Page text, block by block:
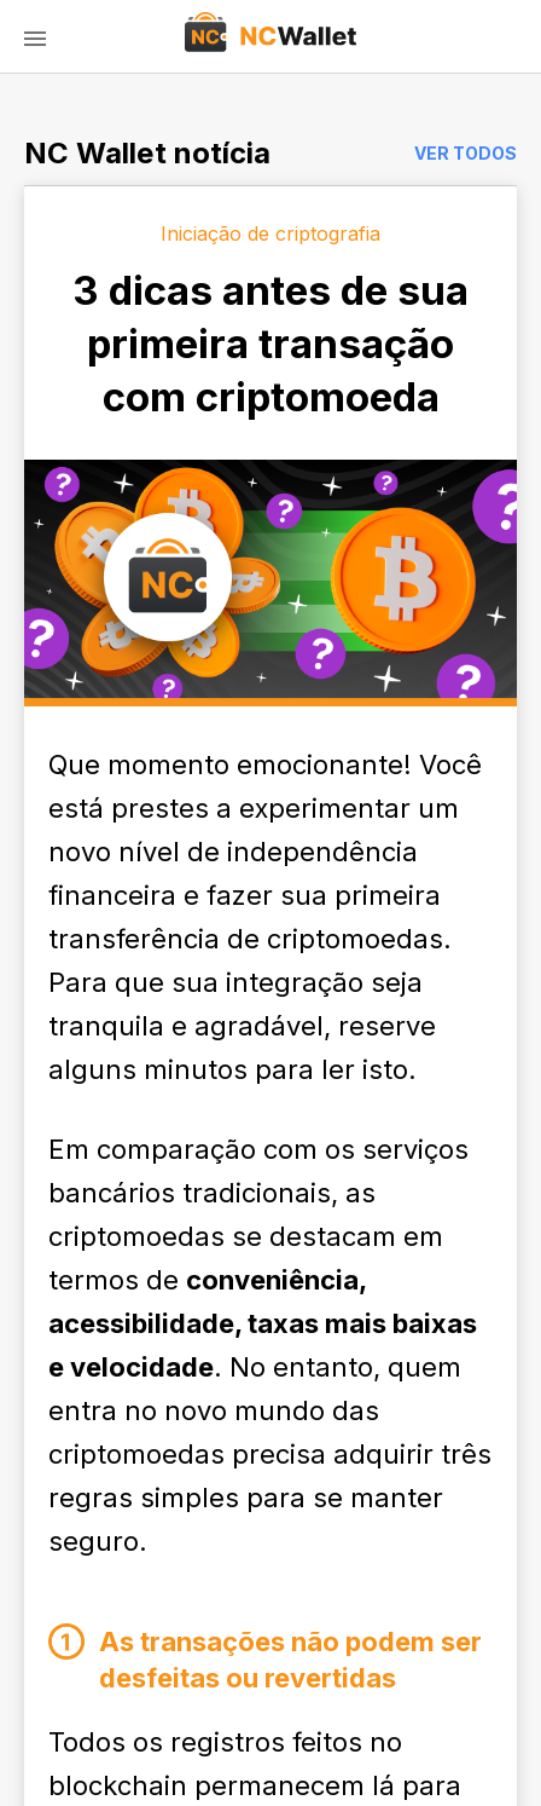
NC Wallet notícia VER TODOS
Iniciação de criptografia
3 dicas antes de sua
primeira transação
com criptomoeda
Que momento emocionante! Você
está prestes a experimentar um
novo nível de independência
financeira e fazer sua primeira
transferência de criptomoedas.
Para que sua integração seja
tranquila e agradável, reserve
alguns minutos para ler isto.
Em comparação com os serviços
bancários tradicionais, as
criptomoedas se destacam em
termos de conveniência,
acessibilidade, taxas mais baixas
e velocidade. No entanto, quem
entra no novo mundo das
criptomoedas precisa adquirir três
regras simples para se manter
seguro.
As transações não podem ser
desfeitas ou revertidas
Todos os registros feitos no
blockchain permanecem lá para